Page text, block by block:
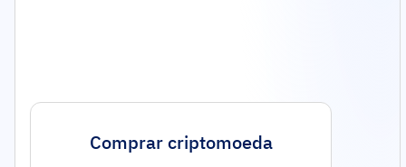
Comprar criptomoeda